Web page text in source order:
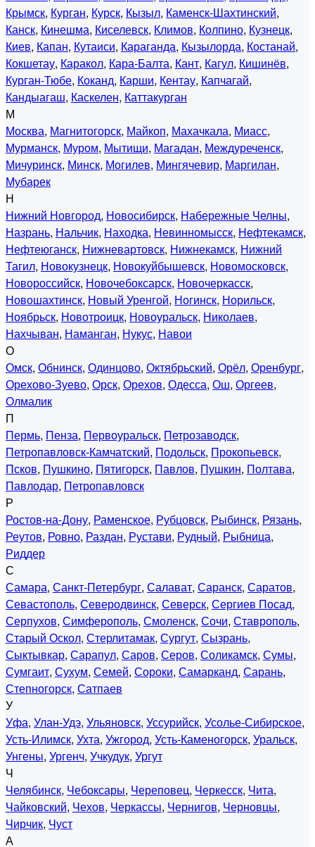
Крымск, Курган, Курск, Кызыл, Каменск-Шахтинский,
Канск, Кинешма, Киселевск, Климов, Колпино, Кузнецк,
Киев, Капан, Кутаиси, Караганда, Кызылорда, Костанай,
Кокшетау, Каракол, Кара-Балта, Кант, Кагул, Кишинёв,
Курган-Тюбе, Коканд, Карши, Кентау, Капчагай,
Кандыагаш, Каскелен, Каттакурган
М
Москва, Магнитогорск, Майкоп, Махачкала, Миасс,
Мурманск, Муром, Мытищи, Магадан, Междуреченск,
Мичуринск, Минск, Могилев, Мингячевир, Маргилан,
Мубарек
Н
Нижний Новгород, Новосибирск, Набережные Челны,
Назрань, Нальчик, Находка, Невинномысск, Нефтекамск,
Нефтеюганск, Нижневартовск, Нижнекамск, Нижний
Тагил, Новокузнецк, Новокуйбышевск, Новомосковск,
Новороссийск, Новочебоксарск, Новочеркасск,
Новошахтинск, Новый Уренгой, Ногинск, Норильск,
Ноябрьск, Новотроицк, Новоуральск, Николаев,
Нахчыван, Наманган, Нукус, Навои
О
Омск, Обнинск, Одинцово, Октябрьский, Орёл, Оренбург,
Орехово-Зуево, Орск, Орехов, Одесса, Ош, Оргеев,
Олмалик
П
Пермь, Пенза, Первоуральск, Петрозаводск,
Петропавловск-Камчатский, Подольск, Прокопьевск,
Псков, Пушкино, Пятигорск, Павлов, Пушкин, Полтава,
Павлодар, Петропавловск
Р
Ростов-на-Дону, Раменское, Рубцовск, Рыбинск, Рязань,
Реутов, Ровно, Раздан, Рустави, Рудный, Рыбница,
Риддер
С
Самара, Санкт-Петербург, Салават, Саранск, Саратов,
Севастополь, Северодвинск, Северск, Сергиев Посад,
Серпухов, Симферополь, Смоленск, Сочи, Ставрополь,
Старый Оскол, Стерлитамак, Сургут, Сызрань,
Сыктывкар, Сарапул, Саров, Серов, Соликамск, Сумы,
Сумгаит, Сухум, Семей, Сороки, Самарканд, Сарань,
Степногорск, Сатпаев
У
Уфа, Улан-Удэ, Ульяновск, Уссурийск, Усолье-Сибирское,
Усть-Илимск, Ухта, Ужгород, Усть-Каменогорск, Уральск,
Унгены, Ургенч, Учкудук, Ургут
Ч
Челябинск, Чебоксары, Череповец, Черкесск, Чита,
Чайковский, Чехов, Черкассы, Чернигов, Черновцы,
Чирчик, Чуст
А